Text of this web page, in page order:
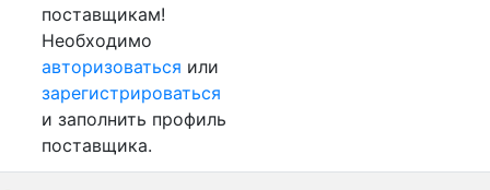
поставщикам!
Необходимо
авторизоваться или
зарегистрироваться
и заполнить профиль
поставщика.